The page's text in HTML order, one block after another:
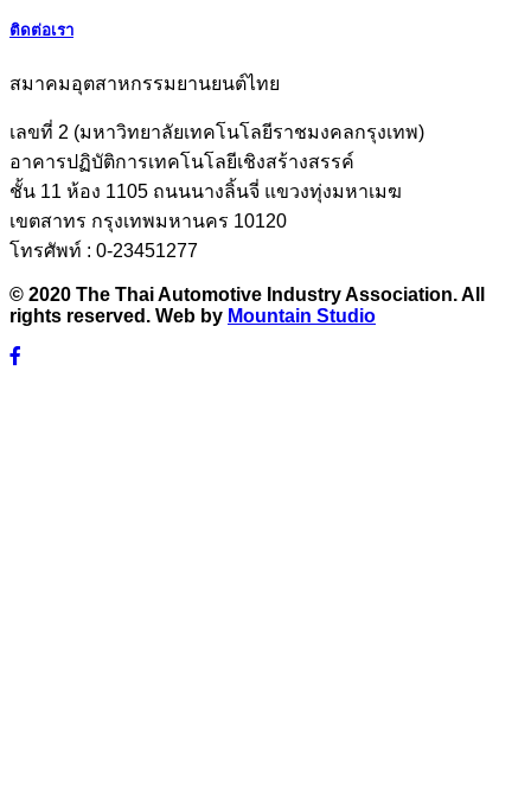
ติดต่อเรา
สมาคมอุตสาหกรรมยานยนต์ไทย
เลขที่ 2 (มหาวิทยาลัยเทคโนโลยีราชมงคลกรุงเทพ)
อาคารปฏิบัติการเทคโนโลยีเชิงสร้างสรรค์
ชั้น 11 ห้อง 1105 ถนนนางลิ้นจี่ แขวงทุ่งมหาเมฆ
เขตสาทร กรุงเทพมหานคร 10120
โทรศัพท์ : 0-23451277
© 2020 The Thai Automotive Industry Association. All
rights reserved. Web by Mountain Studio